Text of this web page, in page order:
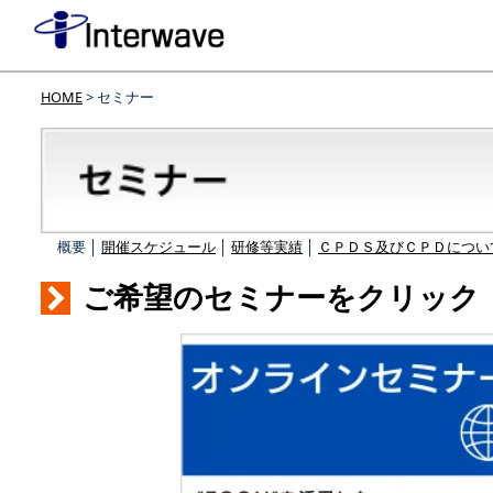
HOME> セミナー
概要 │ 開催スケジュール 研修等実績 ＣＰＤＳ及びＣＰＤにつ
ご希望のセミナーをクリック